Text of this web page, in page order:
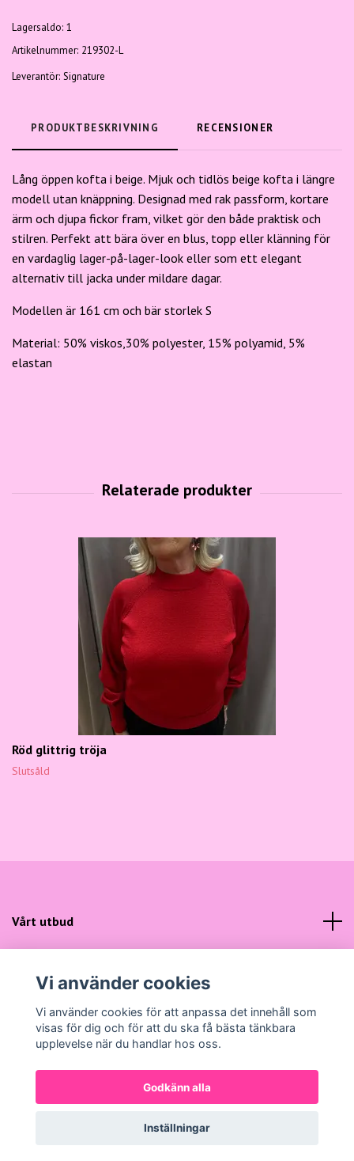
Lagersaldo: 1
Artikelnummer: 219302-L
Leverantör: Signature
PRODUKTBESKRIVNING RECENSIONER
Lång öppen kofta i beige. Mjuk och tidlös beige kofta i längre
modell utan knäppning. Designad med rak passform, kortare
ärm och djupa fickor fram, vilket gör den både praktisk och
stilren. Perfekt att bära över en blus, topp eller klänning för
en vardaglig lager-på-lager-look eller som ett elegant
alternativ till jacka under mildare dagar.
Modellen är 161 cm och bär storlek S
Material: 50% viskos,30% polyester, 15% polyamid, 5%
elastan
Röd glittrig tröja
Slutsåld
Vårt utbud
Sociala medier
© 2026 Gunns ModePowered by Quickbutik
Vi använder cookies
Vi använder cookies för att anpassa det innehåll som
visas för dig och för att du ska få bästa tänkbara
upplevelse när du handlar hos oss.
Godkänn alla
Inställningar